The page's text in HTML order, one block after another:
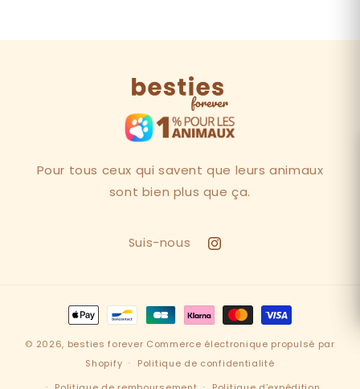
Pour tous ceux qui savent que leurs animaux
sont bien plus que ça.
Suis-nous
Instagram
Moyens
de
paiement
© 2026, besties forever Commerce électronique propulsé par
Shopify
Politique de confidentialité